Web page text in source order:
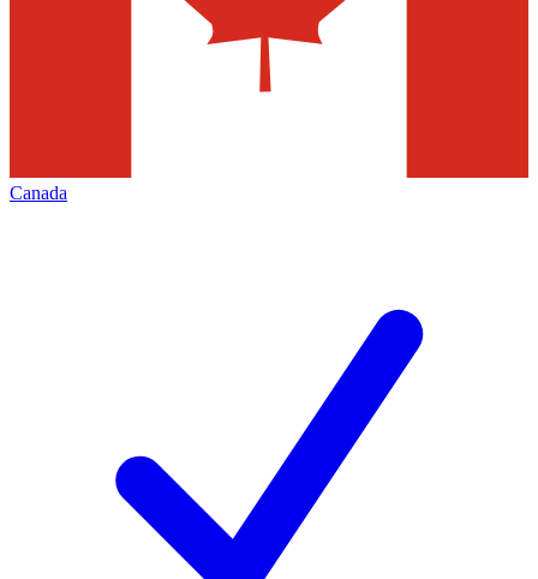
Canada